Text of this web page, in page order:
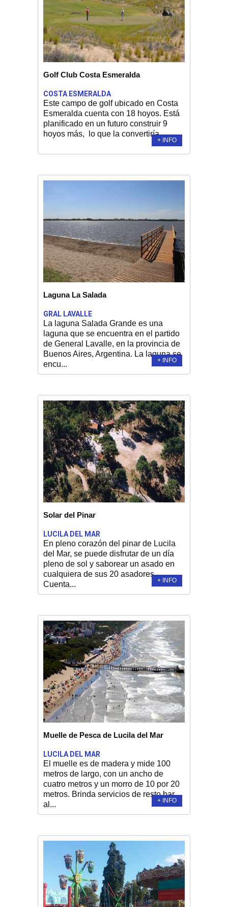
Golf Club Costa Esmeralda
COSTA ESMERALDA
Este campo de golf ubicado en Costa
Esmeralda cuenta con 18 hoyos. Está
planificado en un futuro construir 9
hoyos más, lo que la convertiría,...
+ INFO
Laguna La Salada
GRAL LAVALLE
La laguna Salada Grande es una
laguna que se encuentra en el partido
de General Lavalle, en la provincia de
Buenos Aires, Argentina. La laguna se
encu...
+ INFO
Solar del Pinar
LUCILA DEL MAR
En pleno corazón del pinar de Lucila
del Mar, se puede disfrutar de un día
pleno de sol y saborear un asado en
cualquiera de sus 20 asadores.
Cuenta...
+ INFO
Muelle de Pesca de Lucila del Mar
LUCILA DEL MAR
El muelle es de madera y mide 100
metros de largo, con un ancho de
cuatro metros y un morro de 10 por 20
metros. Brinda servicios de resto bar,
al...
+ INFO